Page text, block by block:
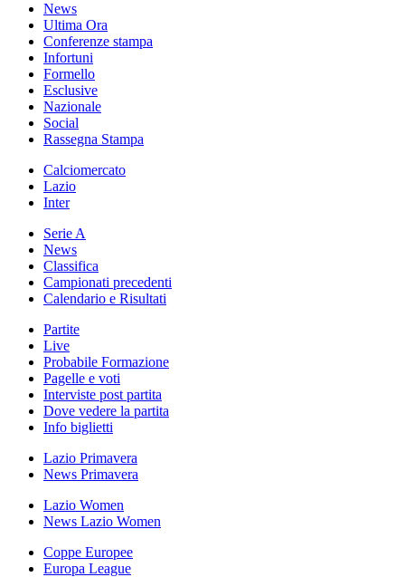
News
Ultima Ora
Conferenze stampa
Infortuni
Formello
Esclusive
Nazionale
Social
Rassegna Stampa
Calciomercato
Lazio
Inter
Serie A
News
Classifica
Campionati precedenti
Calendario e Risultati
Partite
Live
Probabile Formazione
Pagelle e voti
Interviste post partita
Dove vedere la partita
Info biglietti
Lazio Primavera
News Primavera
Lazio Women
News Lazio Women
Coppe Europee
Europa League